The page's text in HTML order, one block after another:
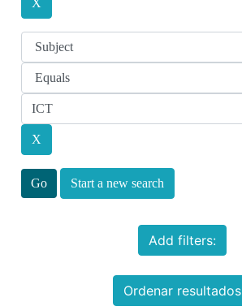
Start a new search
Add filters:
Ordenar resultados